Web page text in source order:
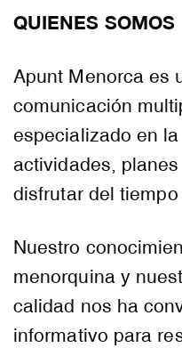
QUIENES SOMOS
Apunt Menorca es
comunicación
especializado en
actividades,
disfrutar del tiempo
Nuestro
menorquina y
calidad nos ha
informativo para